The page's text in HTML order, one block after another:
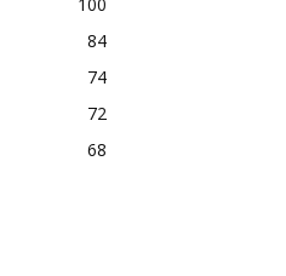
84
74
72
68